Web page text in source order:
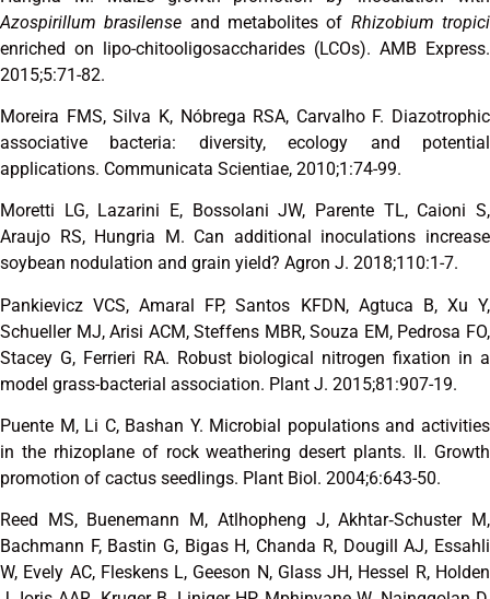
Azospirillum brasilense and metabolites of Rhizobium tropici
enriched on lipo-chitooligosaccharides (LCOs). AMB Express.
2015;5:71-82.
Moreira FMS, Silva K, Nóbrega RSA, Carvalho F. Diazotrophic
associative bacteria: diversity, ecology and potential
applications. Communicata Scientiae, 2010;1:74-99.
Moretti LG, Lazarini E, Bossolani JW, Parente TL, Caioni S,
Araujo RS, Hungria M. Can additional inoculations increase
soybean nodulation and grain yield? Agron J. 2018;110:1-7.
Pankievicz VCS, Amaral FP, Santos KFDN, Agtuca B, Xu Y,
Schueller MJ, Arisi ACM, Steffens MBR, Souza EM, Pedrosa FO,
Stacey G, Ferrieri RA. Robust biological nitrogen fixation in a
model grass-bacterial association. Plant J. 2015;81:907-19.
Puente M, Li C, Bashan Y. Microbial populations and activities
in the rhizoplane of rock weathering desert plants. II. Growth
promotion of cactus seedlings. Plant Biol. 2004;6:643-50.
Reed MS, Buenemann M, Atlhopheng J, Akhtar‐Schuster M,
Bachmann F, Bastin G, Bigas H, Chanda R, Dougill AJ, Essahli
W, Evely AC, Fleskens L, Geeson N, Glass JH, Hessel R, Holden